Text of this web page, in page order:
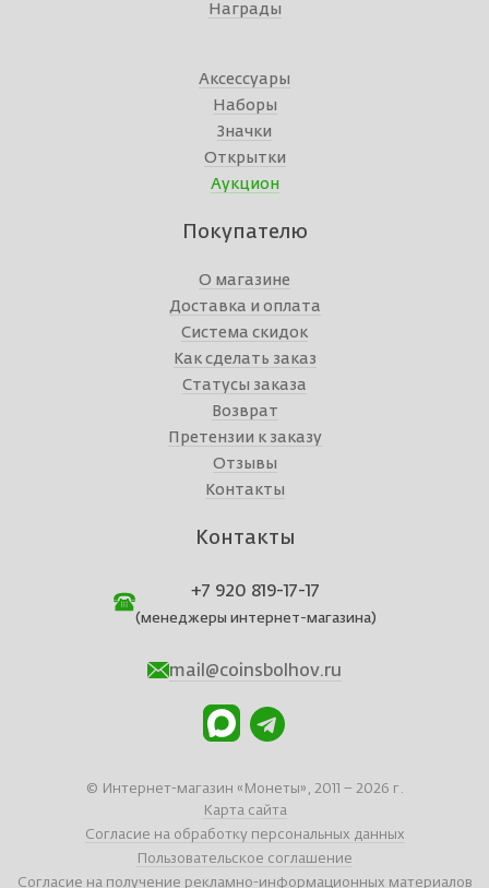
Награды
Аксессуары
Наборы
Значки
Открытки
Аукцион
Покупателю
О магазине
Доставка и оплата
Система скидок
Как сделать заказ
Статусы заказа
Возврат
Претензии к заказу
Отзывы
Контакты
Контакты
+7 920 819-17-17
(менеджеры интернет-магазина)
mail@coinsbolhov.ru
© Интернет-магазин «Монеты», 2011 – 2026 г.
Карта сайта
Согласие на обработку персональных данных
Пользовательское соглашение
Согласие на получение рекламно-информационных материалов